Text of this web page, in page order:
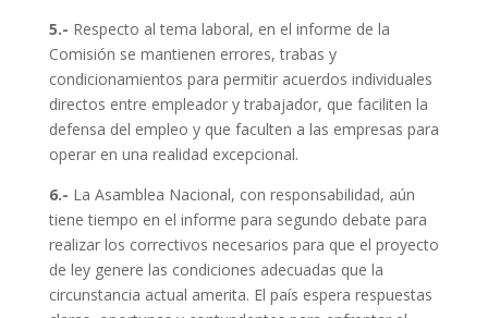
5.- Respecto al tema laboral, en el informe de la
Comisión se mantienen errores, trabas y
condicionamientos para permitir acuerdos individuales
directos entre empleador y trabajador, que faciliten la
defensa del empleo y que faculten a las empresas para
operar en una realidad excepcional.
6.- La Asamblea Nacional, con responsabilidad, aún
tiene tiempo en el informe para segundo debate para
realizar los correctivos necesarios para que el proyecto
de ley genere las condiciones adecuadas que la
circunstancia actual amerita. El país espera respuestas